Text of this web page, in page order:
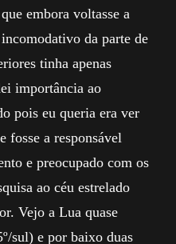
embora voltasse a
da parte de
tinha apenas
importância ao
pois eu queria era ver
fosse a responsável
e preocupado com os
ao céu estrelado
Vejo a Lua quase
sul) e por baixo duas